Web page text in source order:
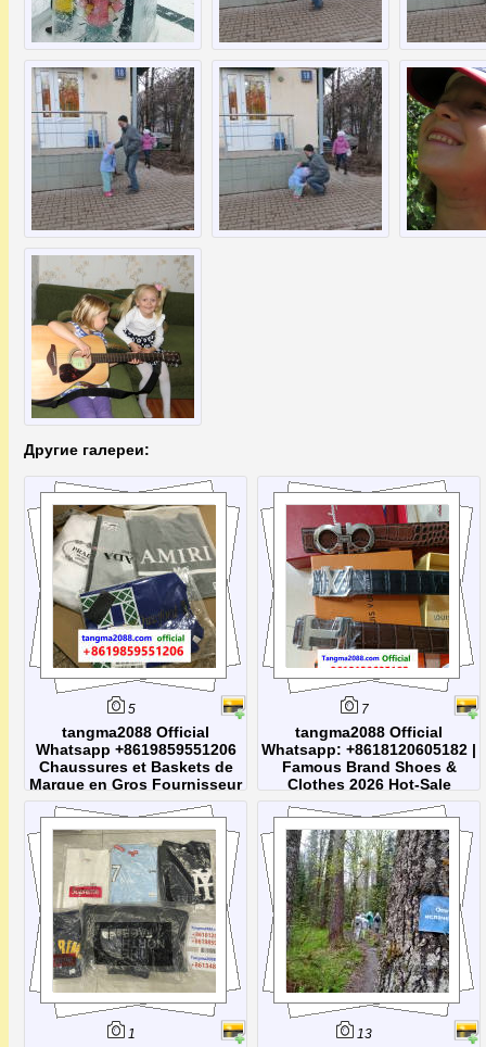
Другие галереи:
5
tangma2088 Official
Whatsapp +8619859551206
Chaussures et Baskets de
Marque en Gros Fournisseur
Chine Dropshipping Prix de
Gros 2026
tangma2088 Official Whatsapp:
+8619859551206. Visitez
tangma2088.com, la plateforme
officielle de vente en gros et
dropshipping pour la mode
internationale. Spécialisés dans les
accessoires de marque (ceintures,
montres de luxe, lunettes de soleil),
nous
7
tangma2088 Official
Whatsapp: +8618120605182 |
Famous Brand Shoes &
Clothes 2026 Hot-Sale
Collection | Direct Factory
Wholesale Price
1 13